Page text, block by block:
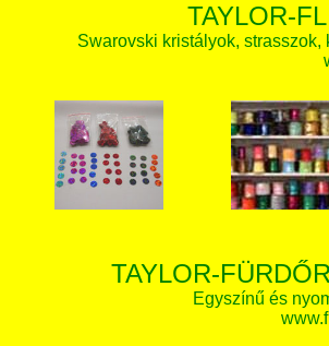
TAYLOR-
Swarovski kristályok,
TAYLOR-
Egyszínű és